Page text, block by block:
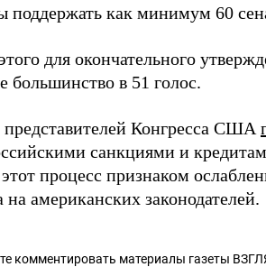
поддержать как минимум 60
для окончательного
большинство в 51 голос.
представителей Конгресса США
санкциями и
этот процесс признаком
на американских законодателей.
комментировать материалы газеты